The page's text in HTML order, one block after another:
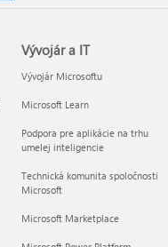
Vývojár a IT
Vývojár Microsoftu
Microsoft Learn
Podpora pre aplikácie na trhu
umelej inteligencie
Technická komunita spoločnosti
Microsoft
Microsoft Marketplace